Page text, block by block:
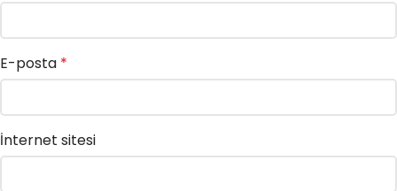
E-posta *
İnternet sitesi